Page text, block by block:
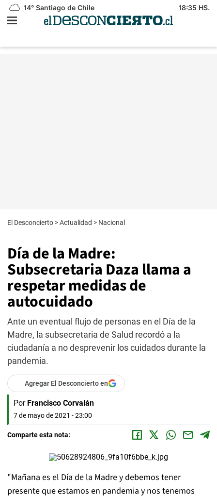
14° Santiago de Chile 18:35 HS.
El Desconcierto >Actualidad > Nacional
Día de la Madre:
Subsecretaria Daza llama a
respetar medidas de
autocuidado
Ante un eventual flujo de personas en el Día de la
Madre, la subsecretaria de Salud recordó a la
ciudadanía a no desprevenir los cuidados durante la
pandemia.
Agregar El Desconcierto en
Por Francisco Corvalán
7 de mayo de 2021 - 23:00
Comparte esta nota:
"Mañana es el Día de la Madre y debemos tener
presente que estamos en pandemia y nos tenemos